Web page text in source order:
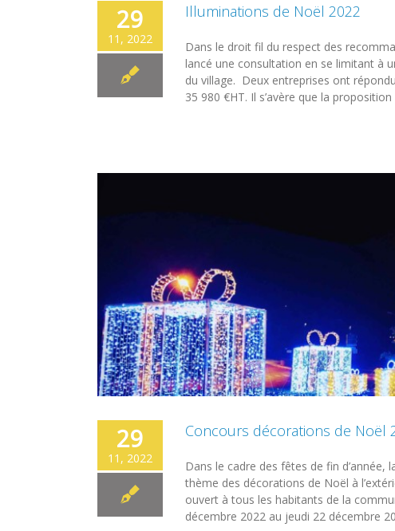
29
11, 2022
Illuminations de Noël 2022
Dans le droit fil du respect des
lancé une consultation en se limitant à
du village. Deux entreprises ont
35 980 €HT. Il s’avère que la
29
11, 2022
Concours décorations de Noël
Dans le cadre des fêtes de fin d’année,
thème des décorations de Noël à
ouvert à tous les habitants de la
décembre 2022 au jeudi 22 décembre